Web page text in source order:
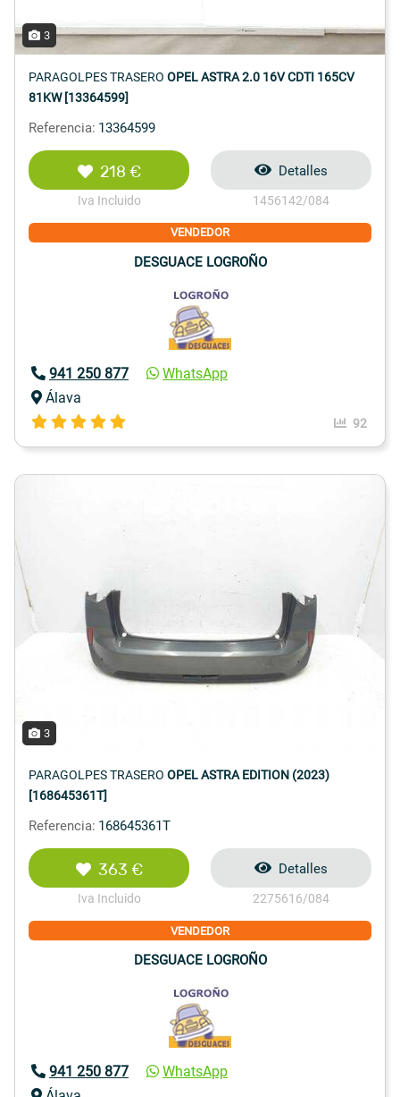
3
PARAGOLPES TRASERO OPEL ASTRA 2.0 16V CDTI 165CV
81KW [13364599]
Referencia: 13364599
218 €
Iva Incluido
Detalles
1456142/084
VENDEDOR
DESGUACE LOGROÑO
941 250 877
WhatsApp
Álava
92
3
PARAGOLPES TRASERO OPEL ASTRA EDITION (2023)
[168645361T]
Referencia: 168645361T
363 €
Iva Incluido
Detalles
2275616/084
VENDEDOR
DESGUACE LOGROÑO
941 250 877
WhatsApp